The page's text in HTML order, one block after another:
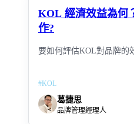
KOL 經濟效益為何
作?
要如何評估KOL對品牌的
#KOL
葛捷思
品牌管理經理人